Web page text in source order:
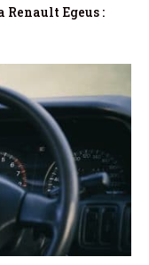
Renault Egeus :